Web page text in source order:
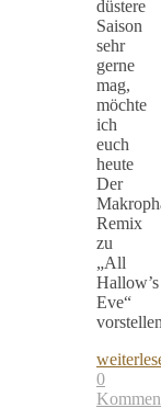
düstere
Saison
sehr
gerne
mag,
möchte
ich
euch
heute
Der
Remix
zu
„All
Hallow’s
Eve“
0